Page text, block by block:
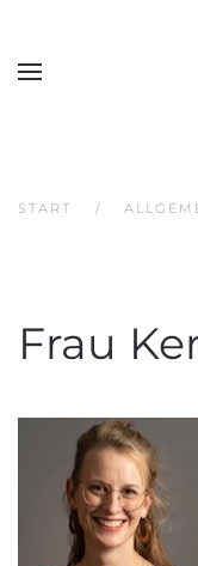
START
Frau